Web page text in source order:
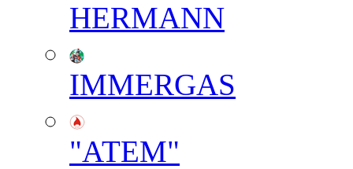
HERMANN
IMMERGAS
"АТЕМ"